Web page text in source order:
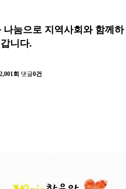
나눔으로 지역사회와 함께하
니다.
회 댓글0건